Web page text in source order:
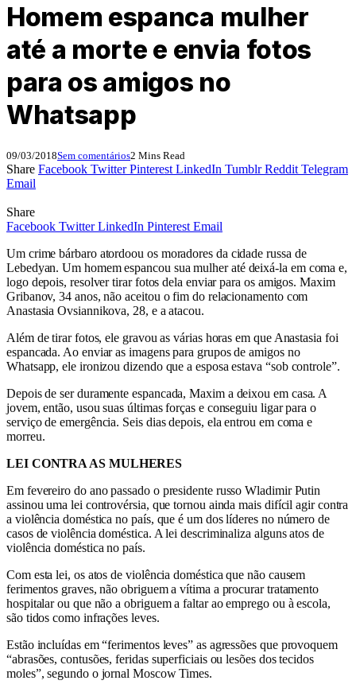
Homem espanca mulher
até a morte e envia fotos
para os amigos no
Whatsapp
09/03/2018Sem comentários2 Mins Read
Share Facebook Twitter Pinterest LinkedIn Tumblr Reddit Telegram
Email
Share
Facebook Twitter LinkedIn Pinterest Email
Um crime bárbaro atordoou os moradores da cidade russa de
Lebedyan. Um homem espancou sua mulher até deixá-la em coma e,
logo depois, resolver tirar fotos dela enviar para os amigos. Maxim
Gribanov, 34 anos, não aceitou o fim do relacionamento com
Anastasia Ovsiannikova, 28, e a atacou.
Além de tirar fotos, ele gravou as várias horas em que Anastasia foi
espancada. Ao enviar as imagens para grupos de amigos no
Whatsapp, ele ironizou dizendo que a esposa estava “sob controle”.
Depois de ser duramente espancada, Maxim a deixou em casa. A
jovem, então, usou suas últimas forças e conseguiu ligar para o
serviço de emergência. Seis dias depois, ela entrou em coma e
morreu.
LEI CONTRA AS MULHERES
Em fevereiro do ano passado o presidente russo Wladimir Putin
assinou uma lei controvérsia, que tornou ainda mais difícil agir contra
a violência doméstica no país, que é um dos líderes no número de
casos de violência doméstica. A lei descriminaliza alguns atos de
violência doméstica no país.
Com esta lei, os atos de violência doméstica que não causem
ferimentos graves, não obriguem a vítima a procurar tratamento
hospitalar ou que não a obriguem a faltar ao emprego ou à escola,
são tidos como infrações leves.
Estão incluídas em “ferimentos leves” as agressões que provoquem
“abrasões, contusões, feridas superficiais ou lesões dos tecidos
moles”, segundo o jornal Moscow Times.